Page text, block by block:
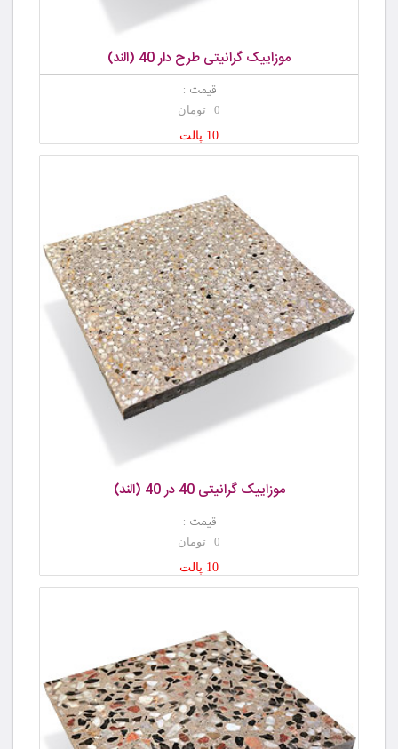
موزاییک گرانیتی طرح دار 40 (الند)
قیمت :
0 تومان
10 پالت
موزاییک گرانیتی 40 در 40 (الند)
قیمت :
0 تومان
10 پالت